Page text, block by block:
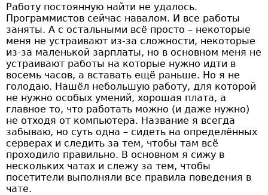
Работу постоянную найти не удалось.
Программистов сейчас навалом. И все работы
заняты. А с остальными всё просто – некоторые
меня не устраивают из-за сложности, некоторые
из-за маленькой зарплаты, но в основном меня не
устраивают работы на которые нужно идти в
восемь часов, а вставать ещё раньше. Но я не
голодаю. Нашёл небольшую работу, для которой
не нужно особых умений, хорошая плата, а
главное то, что работать можно (и даже нужно)
не отходя от компьютера. Название я всегда
забываю, но суть одна – сидеть на определённых
серверах и следить за тем, чтобы там всё
проходило правильно. В основном я сижу в
нескольких чатах и слежу за тем, чтобы
посетители выполняли все правила поведения в
чате.